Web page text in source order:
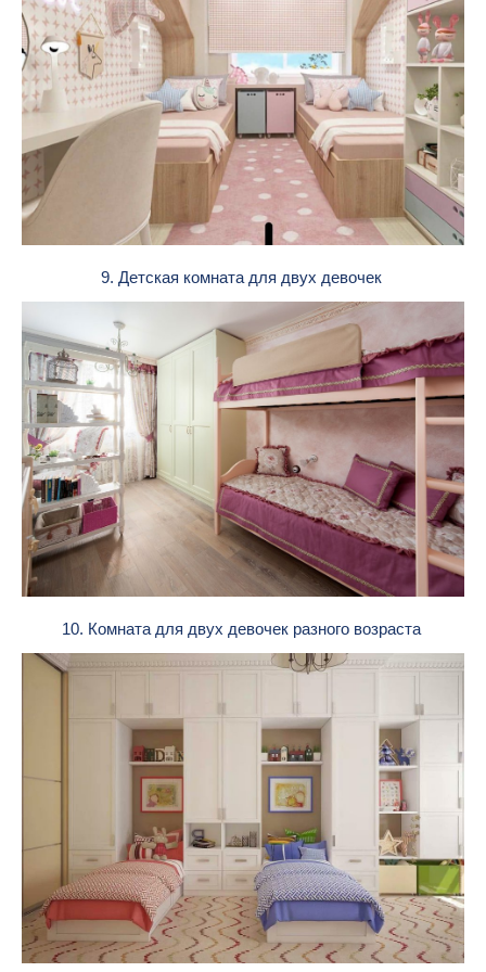
9. Детская комната для двух девочек
10. Комната для двух девочек разного возраста